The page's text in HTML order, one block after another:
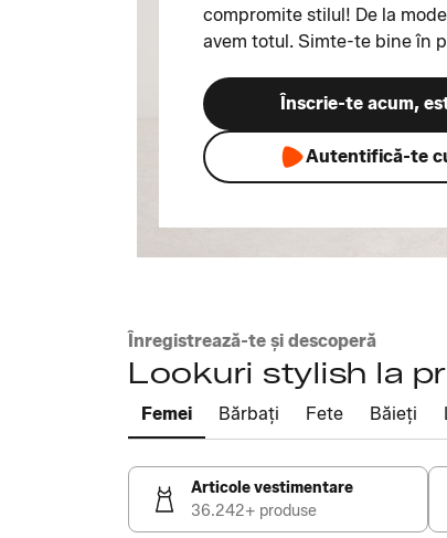
compromite stilul! De la
avem totul. Simte-te bine în
Înscrie-te acum,
Autentifică-te
Înregistrează-te și descoperă
Lookuri stylish la
Femei Bărbați Fete Băieți
Articole vestimentare
36.242+ produse